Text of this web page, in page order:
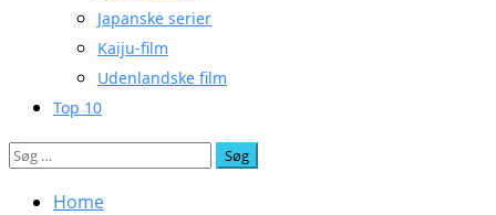
Japanske serier
Kaiju-film
Udenlandske film
Top 10
Søg
Home